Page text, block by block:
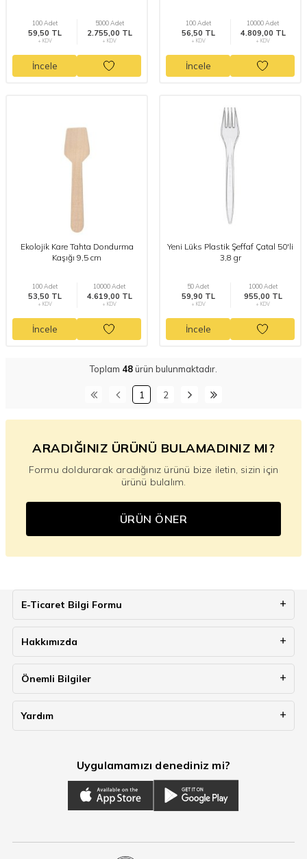
100 Adet
59,50 TL
+ KDV
5000 Adet
2.755,00 TL
+ KDV
İncele
100 Adet
56,50 TL
+ KDV
10000 Adet
4.809,00 TL
+ KDV
İncele
Ekolojik Kare Tahta Dondurma
Kaşığı 9,5 cm
100 Adet
53,50 TL
+ KDV
10000 Adet
4.619,00 TL
+ KDV
İncele
Yeni Lüks Plastik Şeffaf Çatal 50'li
3,8 gr
50 Adet
59,90 TL
+ KDV
1000 Adet
955,00 TL
+ KDV
İncele
Toplam 48ürün bulunmaktadır.
1 2
ARADIĞINIZ ÜRÜNÜ BULAMADINIZ MI?
Formu doldurarak aradığınız ürünü bize iletin, sizin için
ürünü bulalım.
ÜRÜN ÖNER
E-Ticaret Bilgi Formu
Hakkımızda
Önemli Bilgiler
Yardım
Uygulamamızı denediniz mi?